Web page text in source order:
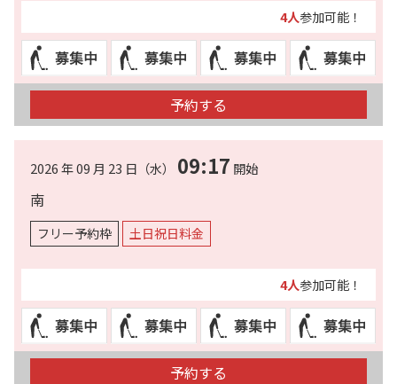
4人参加可能！
予約する
2026 年 09 月 23 日（水） 09:17 開始
南
フリー予約枠 土日祝日料金
4人参加可能！
予約する